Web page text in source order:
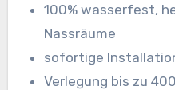
100% wasserfest,
Nassräume
sofortige
Verlegung bis zu